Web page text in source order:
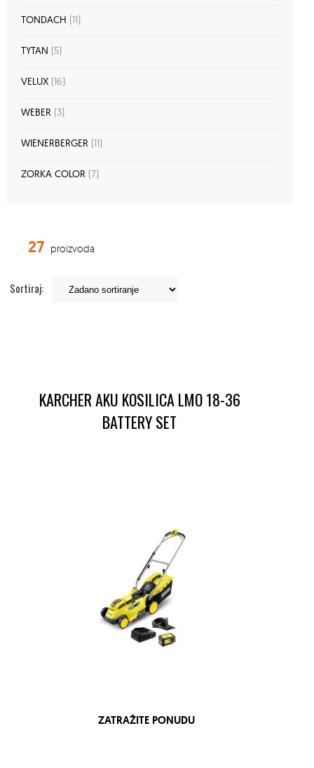
TONDACH (11)
TYTAN (5)
VELUX (16)
WEBER (3)
WIENERBERGER (11)
ZORKA COLOR (7)
27 proizvoda
Sortiraj:
KARCHER AKU KOSILICA LMO 18-36
BATTERY SET
ZATRAŽITE PONUDU